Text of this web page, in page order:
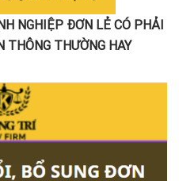
NGHIỆP ĐƠN LẺ CÓ PHẢI
THÔNG THƯỜNG HAY